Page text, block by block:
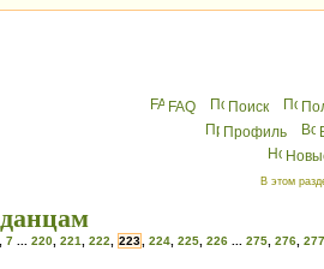
FAQ Поиск
Профиль
В этом
7 220 221 222 223 224 225 226 275 276 277